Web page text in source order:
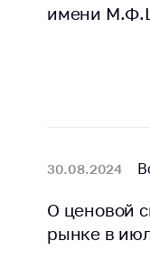
имени
30.08.2024
О ценовой
рынке в